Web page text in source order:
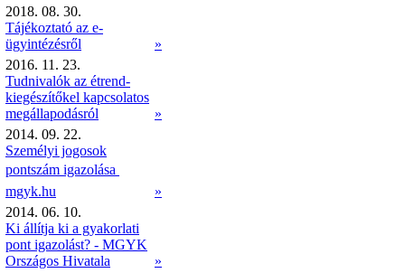
2018. 08. 30.
Tájékoztató az e-
ügyintézésről
»
2016. 11. 23.
Tudnivalók az étrend-
kiegészítőkel kapcsolatos
megállapodásról
»
2014. 09. 22.
Személyi jogosok
pontszám igazolása 
mgyk.hu
»
2014. 06. 10.
Ki állítja ki a gyakorlati
pont igazolást? - MGYK
Országos Hivatala
»